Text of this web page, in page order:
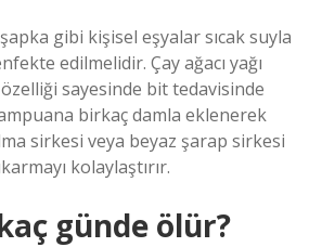
gibi kişisel eşyalar sıcak suyla
edilmelidir. Çay ağacı yağı
sayesinde bit tedavisinde
birkaç damla eklenerek
sirkesi veya beyaz şarap sirkesi
kolaylaştırır.
günde ölür?